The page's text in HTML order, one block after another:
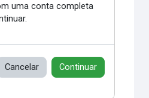
uma conta completa
Cancelar Continuar